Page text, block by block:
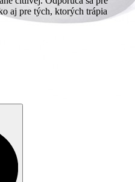
aj pre tých, ktorých trápia